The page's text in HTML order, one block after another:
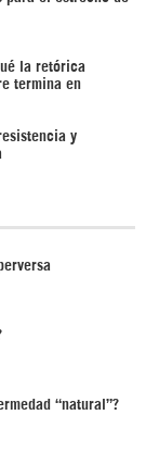
la retórica
termina en
y
“natural”?